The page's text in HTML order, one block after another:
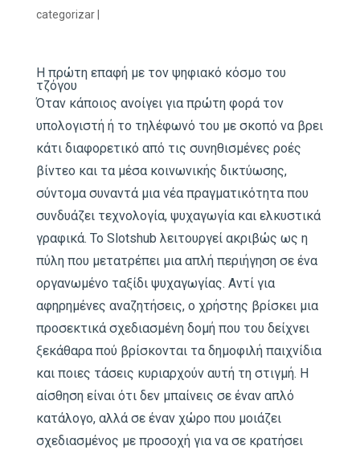
categorizar
Η πρώτη επαφή με τον ψηφιακό κόσμο του
τζόγου
Όταν κάποιος ανοίγει για πρώτη φορά τον
υπολογιστή ή το τηλέφωνό του με σκοπό να βρει
κάτι διαφορετικό από τις συνηθισμένες ροές
βίντεο και τα μέσα κοινωνικής δικτύωσης,
σύντομα συναντά μια νέα πραγματικότητα που
συνδυάζει τεχνολογία, ψυχαγωγία και ελκυστικά
γραφικά. Το Slotshub λειτουργεί ακριβώς ως η
πύλη που μετατρέπει μια απλή περιήγηση σε ένα
οργανωμένο ταξίδι ψυχαγωγίας. Αντί για
αφηρημένες αναζητήσεις, ο χρήστης βρίσκει μια
προσεκτικά σχεδιασμένη δομή που του δείχνει
ξεκάθαρα πού βρίσκονται τα δημοφιλή παιχνίδια
και ποιες τάσεις κυριαρχούν αυτή τη στιγμή. Η
αίσθηση είναι ότι δεν μπαίνεις σε έναν απλό
κατάλογο, αλλά σε έναν χώρο που μοιάζει
σχεδιασμένος με προσοχή για να σε κρατήσει